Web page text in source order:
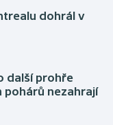
dohrál v
další prohře
pohárů nezahrají